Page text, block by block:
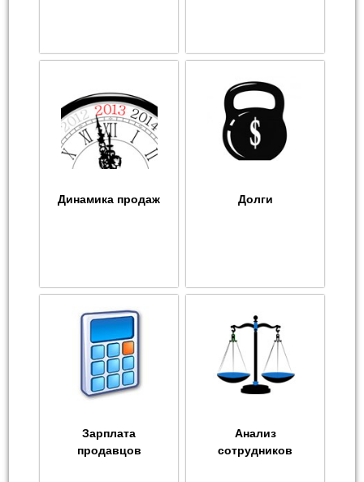
Динамика продаж Долги
Зарплата
продавцов
Анализ
сотрудников